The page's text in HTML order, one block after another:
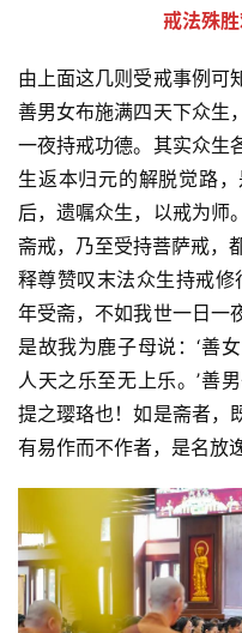
戒法殊
由上面这几则受戒事例可
善男女布施满四天下众生
一夜持戒功德。其实众生
生返本归元的解脱觉路
后，遗嘱众生，以戒为师
斋戒，乃至受持菩萨戒，
释尊赞叹末法众生持戒修
年受斋，不如我世一日一
是故我为鹿子母说：‘善
人天之乐至无上乐。’善
提之璎珞也！如是斋者，
有易作而不作者，是名放